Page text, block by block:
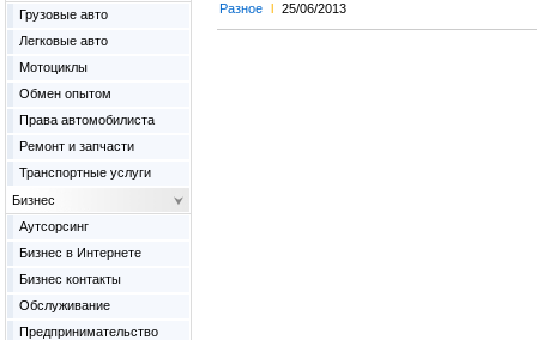
Разное l 25/06/2013
Грузовые авто
Легковые авто
Мотоциклы
Обмен опытом
Права автомобилиста
Ремонт и запчасти
Транспортные услуги
Бизнес
Аутсорсинг
Бизнес в Интернете
Бизнес контакты
Обслуживание
Предпринимательство